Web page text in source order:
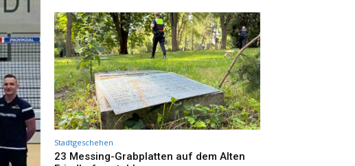
Stadtgeschehen
23 Messing-Grabplatten auf dem Alten